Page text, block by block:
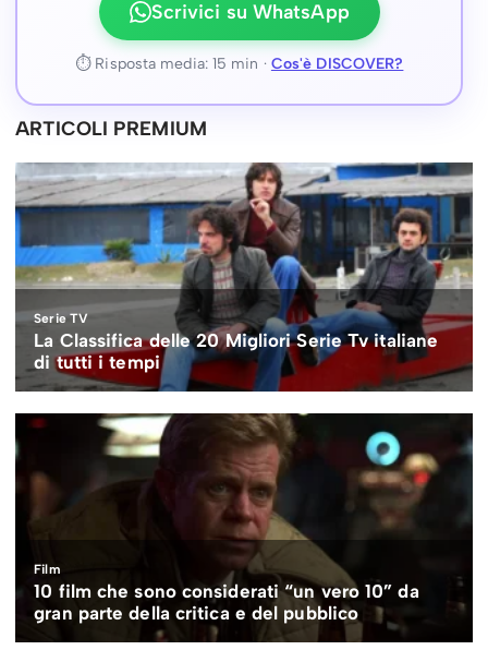
Scrivici su WhatsApp
⏱ Risposta media: 15 min · Cos'è DISCOVER?
ARTICOLI PREMIUM